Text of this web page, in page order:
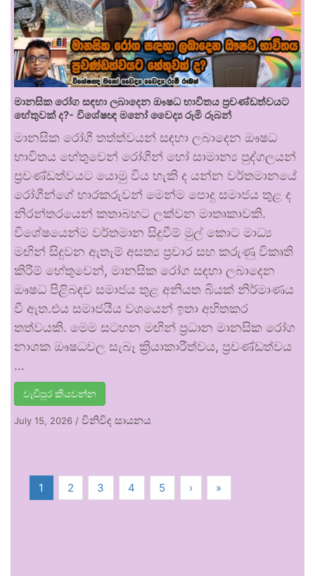
මානසික රෝග සඳහා ලබාදෙන ඖෂධ භාවිතය ප්‍රචණ්ඩත්වයට
හේතුවක් ද?- විශේෂඥ මනෝ වෛද්‍ය රූමි රූබන්
මානසික රෝගී තත්ත්වයන් සඳහා ලබාදෙන ඖෂධ
භාවිතය හේතුවෙන් රෝගීන් හෝ සාමාන්‍ය පුද්ගලයන්
ප්‍රචණ්ඩත්වයට යොමු විය හැකි ද යන්න වර්තමානයේ
රෝගීන්ගේ භාරකරුවන් මෙන්ම පොදු සමාජය තුළ ද
නිරන්තරයෙන් කතාබහට ලක්වන මාතෘකාවකි.
විශේෂයෙන්ම වර්තමාන සිදුවීම් මුල් කොට මාධ්‍ය
මඟින් සිදුවන ඇතැම් අසත්‍ය ප්‍රචාර සහ කරුණු විකෘති
කිරීම් හේතුවෙන්, මානසික රෝග සඳහා ලබාදෙන
ඖෂධ පිළිබඳව සමාජය තුළ අනියත බියක් නිර්මාණය
වී ඇත.එය සමාජයීය වශයෙන් ඉතා අහිතකර
තත්වයකි. මෙම සටහන මඟින් ප්‍රධාන මානසික රෝග
නාශක ඖෂධවල සැබෑ ක්‍රියාකාරීත්වය, ප්‍රචණ්ඩත්වය
…
වැඩිපුර කියවන්න
July 15, 2026 / විනිවිද සායනය
1 2 3 4 5 › »